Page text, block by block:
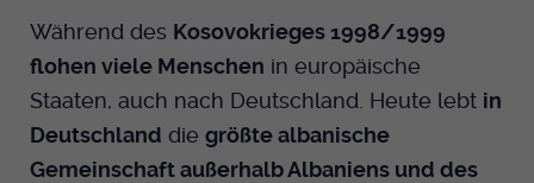
Während des Kosovokrieges 1998/1999
flohen viele Menschen in europäische
Staaten, auch nach Deutschland. Heute lebt in
Deutschland die größte albanische
Gemeinschaft außerhalb Albaniens und des